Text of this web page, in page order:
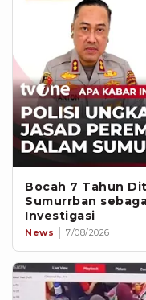
Bocah 7 Tahun
Sumurrban
Investigasi
News 7/08/2026